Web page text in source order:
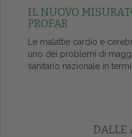
IL NUOVO
PROFAR
Le malattie cardio e
uno dei problemi di
sanitario nazionale in
DALLE